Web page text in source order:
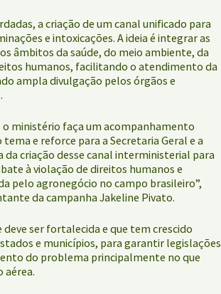
a criação de um canal unificado para
e intoxicações. A ideia é integrar as
âmbitos da saúde, do meio ambiente, da
humanos, facilitando o atendimento da
ampla divulgação pelos órgãos e
ministério faça um acompanhamento
e reforce para a Secretaria Geral e a
da criação desse canal interministerial para
à violação de direitos humanos e
pelo agronegócio no campo brasileiro”,
da campanha Jakeline Pivato.
deve ser fortalecida e que tem crescido
e municípios, para garantir legislações
do problema principalmente no que
aérea.